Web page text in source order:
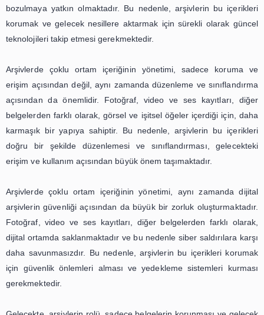
oynamaktadır. Bu makalede, dijital arşivlerde fotoğraf,
kayıtlarının korunması ve erişimi konusunda önemli
değinilecektir.
Dijital arşivler, geleneksel arşivlerden farklı olarak,
içeriklerinin dijital olarak saklandığı ve erişilebildiği bir
sayede, arşivlerdeki fotoğraf, video ve ses kayıtları
korunabilmekte ve istenildiği zaman erişilebilmektedir.
arşivlerdeki bu içeriklerin korunması ve erişimi,
arşivlerde olduğu gibi kolay bir süreç değildir.
Öncelikle, dijital arşivlerdeki fotoğraf, video ve ses
korunması için uygun bir depolama yöntemi
yöntem, içeriklerin uzun süreli olarak saklanmasını ve
korunmasını sağlamalıdır. Ayrıca, içeriklerin